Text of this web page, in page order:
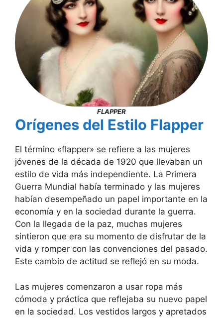
FLAPPER
Orígenes del Estilo Flapper
El término «flapper» se refiere a las mujeres
jóvenes de la década de 1920 que llevaban un
estilo de vida más independiente. La Primera
Guerra Mundial había terminado y las mujeres
habían desempeñado un papel importante en la
economía y en la sociedad durante la guerra.
Con la llegada de la paz, muchas mujeres
sintieron que era su momento de disfrutar de la
vida y romper con las convenciones del pasado.
Este cambio de actitud se reflejó en su moda.
Las mujeres comenzaron a usar ropa más
cómoda y práctica que reflejaba su nuevo papel
en la sociedad. Los vestidos largos y apretados